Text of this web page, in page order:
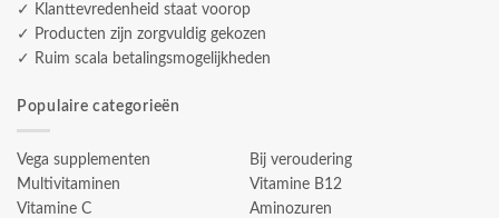
✓ Klanttevredenheid staat voorop
✓ Producten zijn zorgvuldig gekozen
✓ Ruim scala betalingsmogelijkheden
Populaire categorieën
Vega supplementen
Multivitaminen
Vitamine C
Bij veroudering
Vitamine B12
Aminozuren